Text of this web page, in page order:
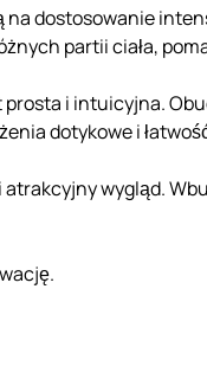
dostosowanie
partii ciała,
prosta i intuicyjna.
dotykowe i
wygląd.